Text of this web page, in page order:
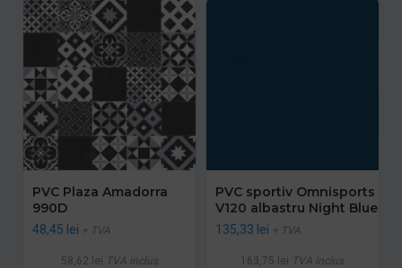
PVC Plaza Amadorra
990D
48,45 lei + TVA
58,62 lei TVA inclus
PVC sportiv Omnisports
V120 albastru Night Blue
135,33 lei + TVA
163,75 lei TVA inclus